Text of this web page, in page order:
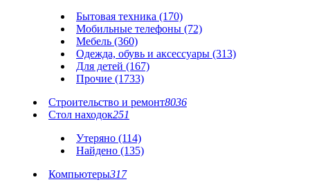
Бытовая техника (170)
Мобильные телефоны (72)
Мебель (360)
Одежда, обувь и аксессуары (313)
Для детей (167)
Прочие (1733)
Строительство и ремонт8036
Стол находок251
Утеряно (114)
Найдено (135)
Компьютеры317